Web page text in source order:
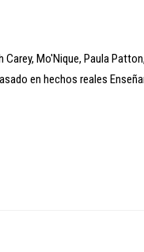
Carey, Mo'Nique, Paula Patton,
en hechos reales